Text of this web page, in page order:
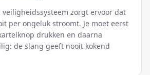
veiligheidssysteem zorgt ervoor dat
per ongeluk stroomt. Je moet eerst
drukken en daarna
de slang geeft nooit kokend